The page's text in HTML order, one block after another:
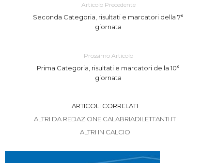
Articolo Precedente
Seconda Categoria, risultati e marcatori della 7°
giornata
Prossimo Articolo
Prima Categoria, risultati e marcatori della 10°
giornata
ARTICOLI CORRELATI
ALTRI DA REDAZIONE CALABRIADILETTANTI.IT
ALTRI IN CALCIO